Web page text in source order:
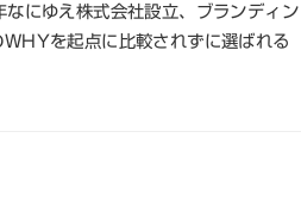
にゆえ株式会社設立、ブランディン
を起点に比較されずに選ばれる